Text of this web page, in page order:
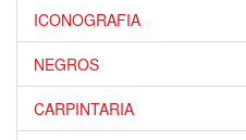
ICONOGRAFIA
NEGROS
CARPINTARIA